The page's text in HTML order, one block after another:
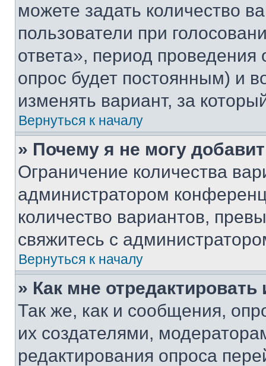
можете задать количество
пользователи при
ответа», период проведения
опрос будет постоянным) и
изменять вариант, за
Вернуться к началу
» Почему я не могу
Ограничение количества
администратором
количество вариантов,
свяжитесь с
Вернуться к началу
» Как мне
Так же, как и сообщения,
их создателями,
редактирования опроса